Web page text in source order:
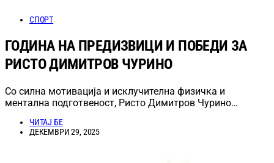
СПОРТ
ГОДИНА НА ПРЕДИЗВИЦИ И ПОБЕДИ ЗА
РИСТО ДИМИТРОВ ЧУРИНО
Со силна мотивација и исклучителна физичка и
ментална подготвеност, Ристо Димитров Чурино…
ЧИТАЈ БЕ
ДЕКЕМВРИ 29, 2025